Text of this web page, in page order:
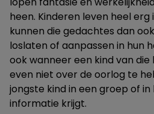
heen. Kinderen leven heel
kunnen die gedachtes dan
loslaten of aanpassen in hun
ook wanneer een kind van
even niet over de oorlog te
jongste kind in een groep of
informatie krijgt.